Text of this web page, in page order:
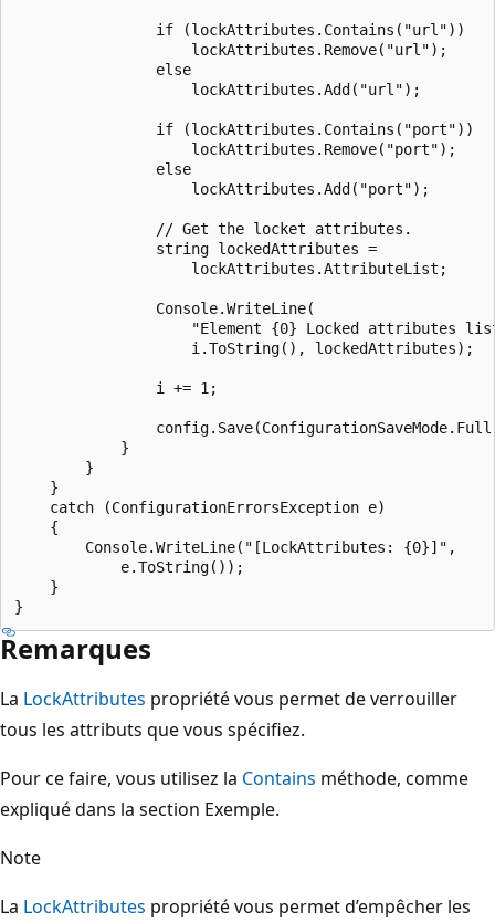
                if (lockAttributes.Contains("url"))
                    lockAttributes.Remove("url");
                else
                    lockAttributes.Add("url");
                if (lockAttributes.Contains("port"))
                    lockAttributes.Remove("port");
                else
                    lockAttributes.Add("port");
                // Get the locket attributes.
                string lockedAttributes =
                    lockAttributes.AttributeList;
                Console.WriteLine(
"Element {0} Locked attributes
                    i.ToString(), lockedAttributes);
                i += 1;
            }
        }
    }
    catch (ConfigurationErrorsException e)
    {
        Console.WriteLine("[LockAttributes: {0}]",
            e.ToString());
    }
Remarques
La LockAttributes propriété vous permet de verrouiller
tous les attributs que vous spécifiez.
Pour ce faire, vous utilisez la Contains méthode, comme
expliqué dans la section Exemple.
Note
La LockAttributes propriété vous permet d’empêcher les